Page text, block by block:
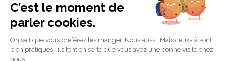
Podcasts
Webinaires
Cas clients